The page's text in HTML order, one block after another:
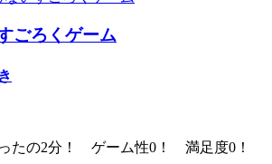
ごろくゲーム
たの2分！ ゲーム性0！ 満足度0！